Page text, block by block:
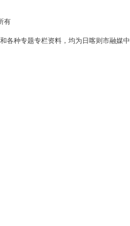
有
各种专题专栏资料，均为日喀则市融媒